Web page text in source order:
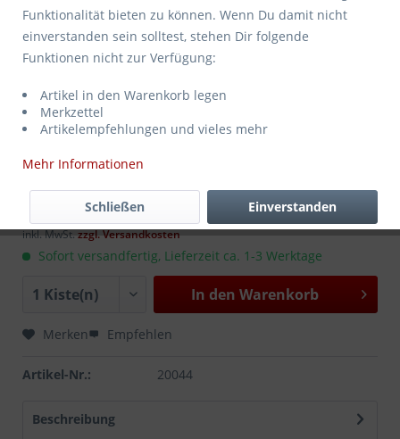
17,99 € *MEHRWEG
4.8 Liter (3,75 € * / 1 Liter)
inkl. MwSt.zzgl. Versandkosten
Sofort versandfertig, Lieferzeit ca. 1-3 Werktage
In den Warenkorb
Merken Empfehlen
Artikel-Nr.: 20044
Beschreibung
Funktionalität bieten zu können. Wenn Du damit nicht
einverstanden sein solltest, stehen Dir folgende
Funktionen nicht zur Verfügung:
Artikel in den Warenkorb legen
Merkzettel
Artikelempfehlungen und vieles mehr
Mehr Informationen
Einverstanden
Schließen